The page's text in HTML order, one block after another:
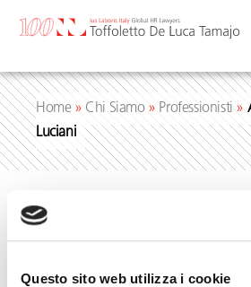
Questo sito web utilizza i cookie
Home» Chi Siamo» Professionisti »
Luciani